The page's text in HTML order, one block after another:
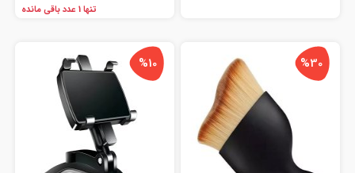
تنها 1 عدد باقی مانده
%30
%10